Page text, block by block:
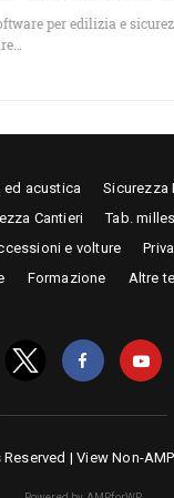
per edilizia e
ed acustica Sicurezza
Cantieri Tab.
e volture
Formazione Altre
Reserved |View Non-